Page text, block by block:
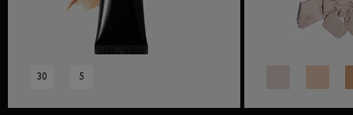
30 5